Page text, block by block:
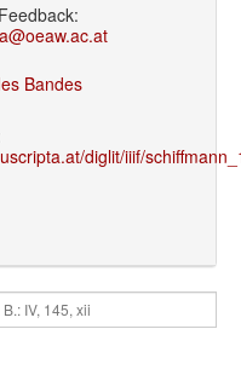
Bandes
diglit/iiif/